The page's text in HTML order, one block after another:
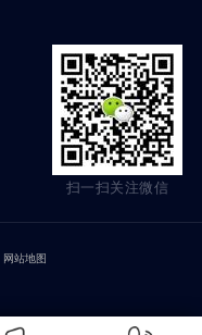
扫一扫关注微信
网站地图